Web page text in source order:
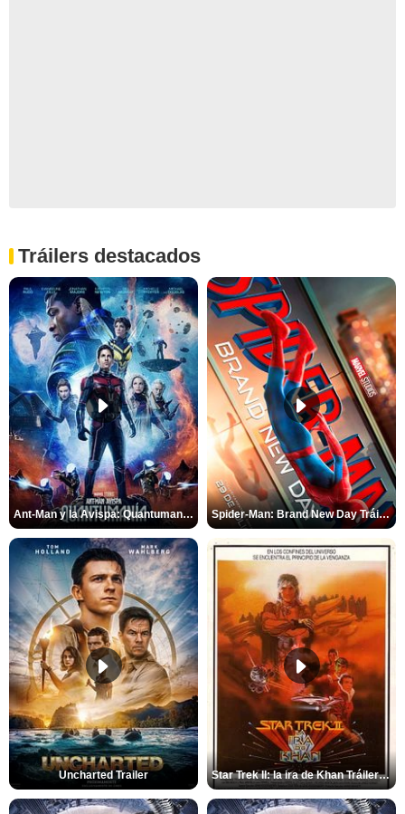
Tráilers destacados
Ant-Man y la Avispa: Quantumanía Tráiler (2) Spider-Man: Brand New Day Tráiler (3)
Uncharted Trailer Star Trek II: la ira de Khan Tráiler VO